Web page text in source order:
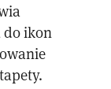
do ikon